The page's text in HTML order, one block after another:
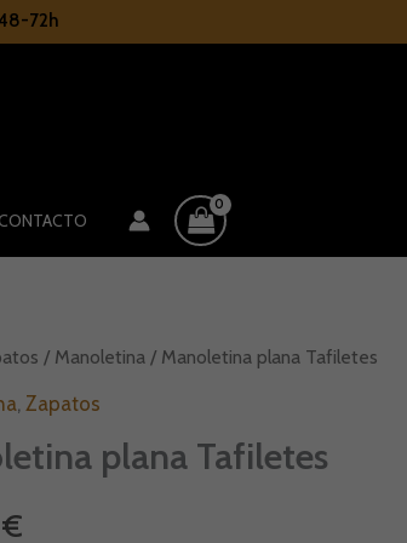
48-72h
CONTACTO
/ Manoletina / Manoletina plana Tafiletes
Zapatos
plana Tafiletes
€